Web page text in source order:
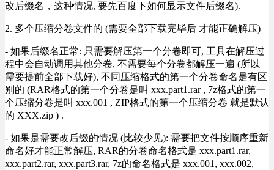
改后缀名，这种情况, 要先百度下如何显示文件后缀名).
2. 多个压缩分卷文件的 (需要全部下载完毕后 才能正确解压)
- 如果后缀名正常: 只需要解压第一个分卷即可, 工具在解压过
程中会自动调用其他分卷, 不需要每个分卷都解压一遍 (所以
需要提前全部下载好), 不同压缩格式的第一个分卷命名是有区
别的 (RAR格式的第一个分卷是叫 xxx.part1.rar , 7z格式的第一
个压缩分卷是叫 xxx.001 , ZIP格式的第一个压缩分卷 就是默认
的 XXX.zip ) .
- 如果是需要改后缀的情况 (比较少见): 需要把文件按顺序重新
命名好才能正常解压, RAR的分卷命名格式是 xxx.part1.rar,
xxx.part2.rar, xxx.part3.rar, 7z的命名格式是 xxx.001, xxx.002,